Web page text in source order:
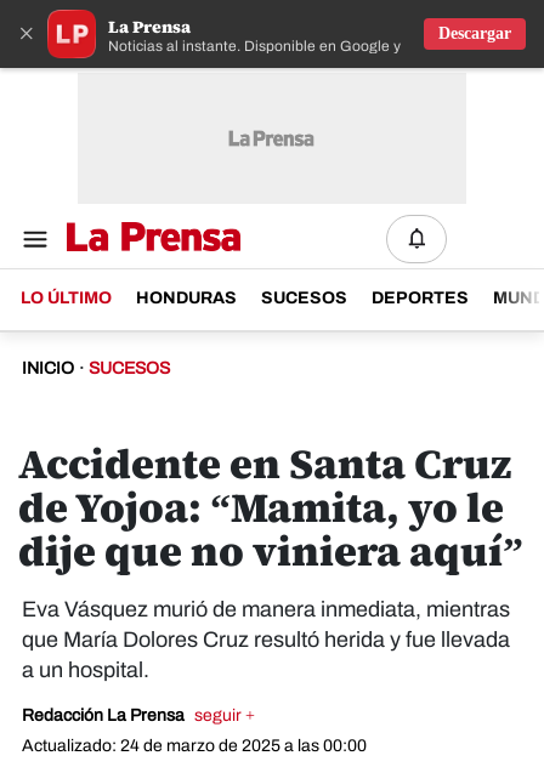
× La Prensa
Noticias al instante. Disponible en Google y IOS
Descargar
LO ÚLTIMO HONDURAS SUCESOS DEPORTES
INICIO · SUCESOS
Accidente en Santa Cruz
de Yojoa: “Mamita, yo le
dije que no viniera aquí”
Eva Vásquez murió de manera inmediata, mientras
que María Dolores Cruz resultó herida y fue llevada
a un hospital.
Redacción La Prensa seguir +
Actualizado: 24 de marzo de 2025 a las 00:00